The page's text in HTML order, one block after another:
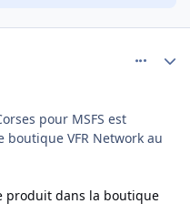
pour MSFS est
VFR Network au
produit dans la boutique